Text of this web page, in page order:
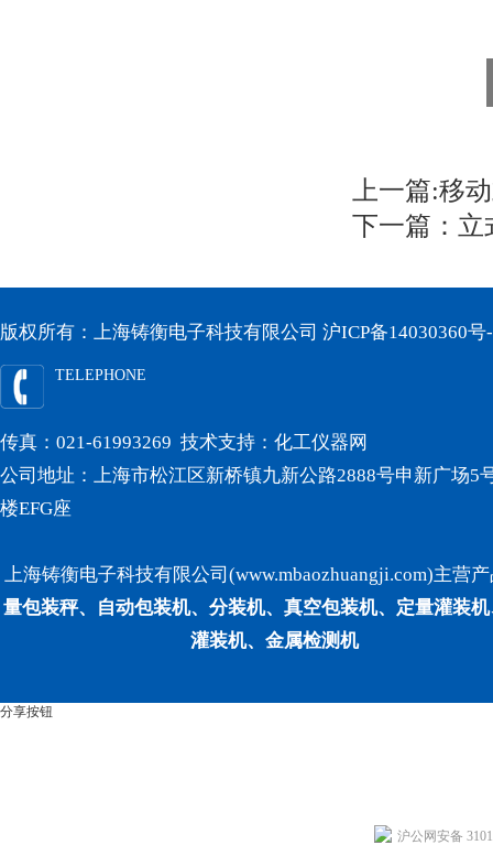
上一篇:移
下一篇： 立
版权所有：上海铸衡电子科技有限公司 沪ICP备14030360号
TELEPHONE
传真：021-61993269 技术支持： 化工仪器网
公司地址：上海市松江区新桥镇九新公路2888号申新广场5
楼EFG座
上海铸衡电子科技有限公司(www.mbaozhuangji.com)主营
量包装秤、自动包装机、分装机、真空包装机、定量灌装
灌装机、金属检测机
分享按钮
沪公网安备